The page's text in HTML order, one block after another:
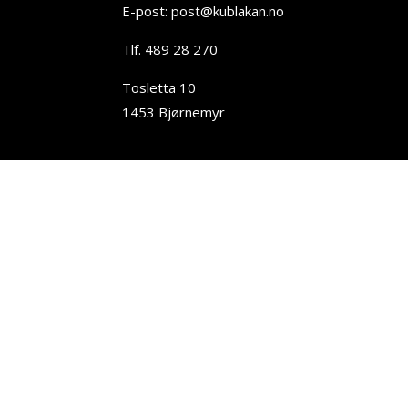
E-post: post@kublakan.no
Tlf. 489 28 270
Tosletta 10
1453 Bjørnemyr